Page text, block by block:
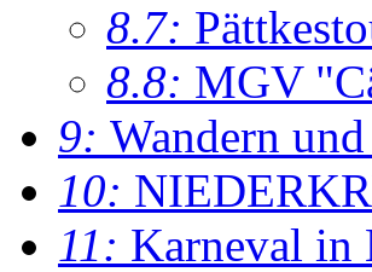
8.7:
8.8: MGV
9: Wandern
10:
11: Karneval in